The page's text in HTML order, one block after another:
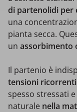
di partenolidi per
una
pianta secca.
un assorbimento
Il partenio è
tensioni
spesso stressati
naturale nella